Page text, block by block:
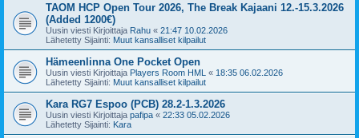
TAOM HCP Open Tour 2026, The Break Kajaani 12.-15.3.2026
(Added 1200€)
Uusin viesti Kirjoittaja Rahu « 21:47 10.02.2026
Lähetetty Sijainti: Muut kansalliset kilpailut
Hämeenlinna One Pocket Open
Uusin viesti Kirjoittaja Players Room HML « 18:35 06.02.2026
Lähetetty Sijainti: Muut kansalliset kilpailut
Kara RG7 Espoo (PCB) 28.2-1.3.2026
Uusin viesti Kirjoittaja pafipa « 22:33 05.02.2026
Lähetetty Sijainti: Kara